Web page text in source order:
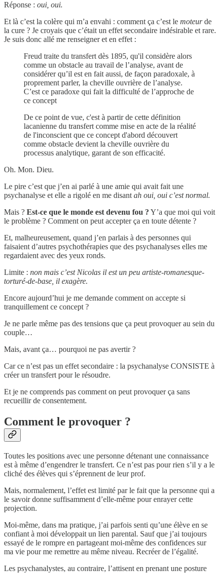
Réponse : oui, oui.
Et là c’est la colère qui m’a envahi : comment ça c’est le moteurde
la cure ? Je croyais que c’était un effet secondaire indésirable et rare.
Je suis donc allé me renseigner et en effet :
Freud traite du transfert dès 1895, qu'il considère alors
comme un obstacle au travail de l’analyse, avant de
considérer qu’il est en fait aussi, de façon paradoxale, à
proprement parler, la cheville ouvrière de l’analyse.
C’est ce paradoxe qui fait la difficulté de l’approche de
ce concept
De ce point de vue, c'est à partir de cette définition
lacanienne du transfert comme mise en acte de la réalité
de l'inconscient que ce concept d'abord découvert
comme obstacle devient la cheville ouvrière du
processus analytique, garant de son efficacité.
Oh. Mon. Dieu.
Le pire c’est que j’en ai parlé à une amie qui avait fait une
psychanalyse et elle a rigolé en me disantah oui, oui c’est normal.
Mais ? Est-ce que le monde est devenu fou ? Y’a que moi qui voit
le problème ? Comment on peut accepter ça en toute détente ?
Et, malheureusement, quand j’en parlais à des personnes qui
faisaient d’autres psychothérapies que des psychanalyses elles me
regardaient avec des yeux ronds.
Limite : non mais c’est Nicolas il est un peu artiste-romanesque-
torturé-de-base, il exagère.
Encore aujourd’hui je me demande comment on accepte si
tranquillement ce concept ?
Je ne parle même pas des tensions que ça peut provoquer au sein du
couple…
Mais, avant ça… pourquoi ne pas avertir ?
Car ce n’est pas un effet secondaire : la psychanalyse CONSISTE à
créer un transfert pour le résoudre.
Et je ne comprends pas comment on peut provoquer ça sans
recueillir de consentement.
Comment le provoquer ?
Toutes les positions avec une personne détenant une connaissance
est à même d’engendrer le transfert. Ce n’est pas pour rien s’il y a le
cliché des élèves qui s’éprennent de leur prof.
Mais, normalement, l’effet est limité par le fait que la personne qui a
le savoir donne suffisamment d’elle-même pour enrayer cette
projection.
Moi-même, dans ma pratique, j’ai parfois senti qu’une élève en se
confiant à moi développait un lien parental. Sauf que j’ai toujours
essayé de le rompre en partageant moi-même des confidences sur
ma vie pour me remettre au même niveau. Recréer de l’égalité.
Les psychanalystes, au contraire, l’attisent en prenant une posture